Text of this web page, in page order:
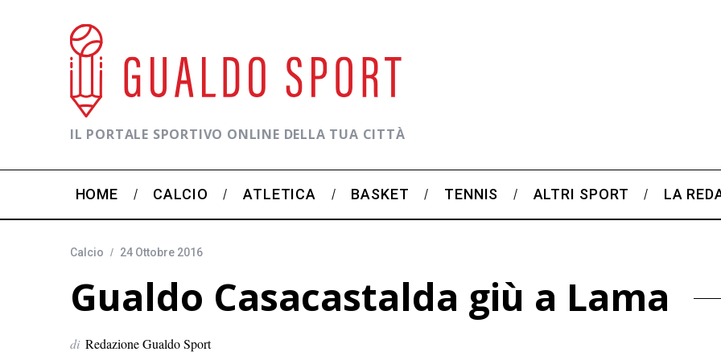
IL PORTALE SPORTIVO ONLINE DELLA TUA CITTÀ
HOME CALCIO ATLETICA BASKET TENNIS ALTRI SPORT LA
Calcio 24 Ottobre 2016
Gualdo Casacastalda giù a Lama
di Redazione Gualdo Sport